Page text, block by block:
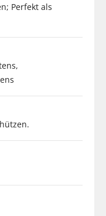
Perfekt als